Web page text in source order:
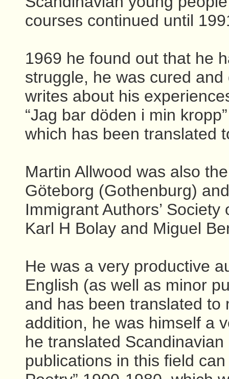
courses continued until
1969 he found out that he
struggle, he was cured
writes about his
“Jag bar döden i min
which has been translated
Martin Allwood was also
Göteborg (Gothenburg)
Immigrant Authors’
Karl H Bolay and Miguel
He was a very productive
English (as well as minor
and has been translated
addition, he was himself a
he translated
publications in this field